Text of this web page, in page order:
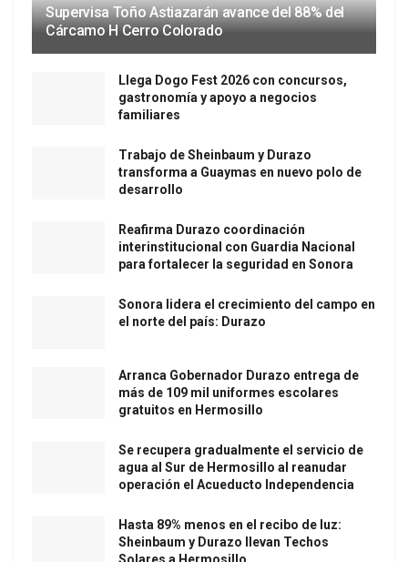
Supervisa Toño Astiazarán avance del 88% del
Cárcamo H Cerro Colorado
Llega Dogo Fest 2026 con concursos,
gastronomía y apoyo a negocios
familiares
Trabajo de Sheinbaum y Durazo
transforma a Guaymas en nuevo polo de
desarrollo
Reafirma Durazo coordinación
interinstitucional con Guardia Nacional
para fortalecer la seguridad en Sonora
Sonora lidera el crecimiento del campo en
el norte del país: Durazo
Arranca Gobernador Durazo entrega de
más de 109 mil uniformes escolares
gratuitos en Hermosillo
Se recupera gradualmente el servicio de
agua al Sur de Hermosillo al reanudar
operación el Acueducto Independencia
Hasta 89% menos en el recibo de luz:
Sheinbaum y Durazo llevan Techos
Solares a Hermosillo